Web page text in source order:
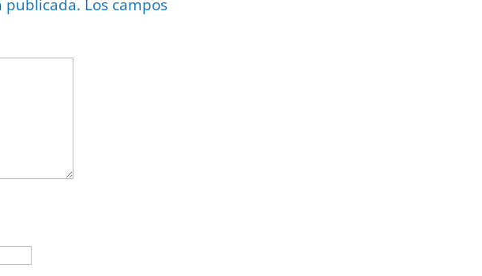
publicada. Los campos